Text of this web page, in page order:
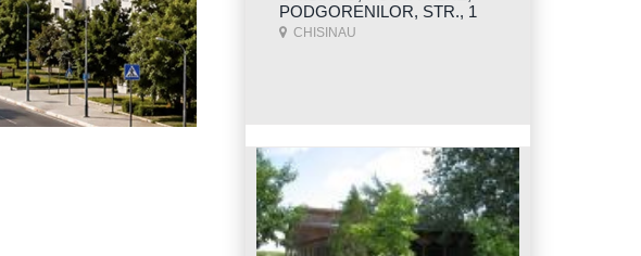
PODGORENILOR, STR., 1
CHISINAU